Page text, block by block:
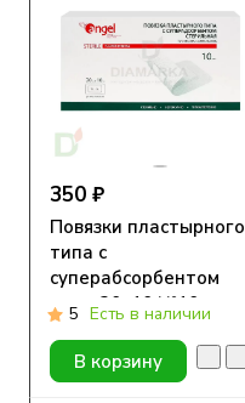
350 ₽
Повязки пластырного
типа с
суперабсорбентом
стер. 20х10 №10
5 Есть в наличии
В корзину